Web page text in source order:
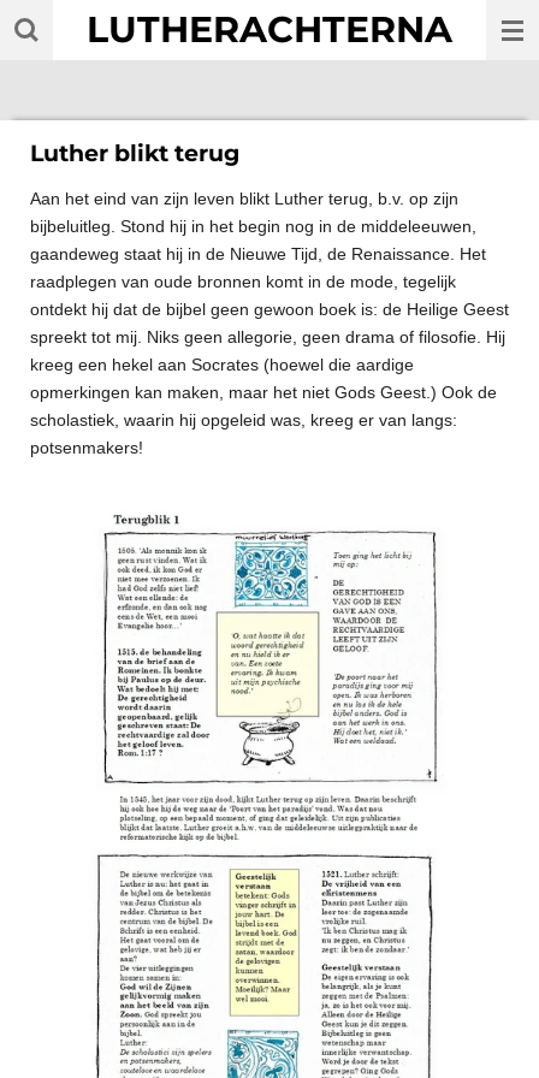
Ga
LUTHERACHTERNA
Luther blikt terug
Aan het eind van zijn leven blikt Luther terug, b.v. op zijn
bijbeluitleg. Stond hij in het begin nog in de middeleeuwen,
gaandeweg staat hij in de Nieuwe Tijd, de Renaissance. Het
raadplegen van oude bronnen komt in de mode, tegelijk
ontdekt hij dat de bijbel geen gewoon boek is: de Heilige Geest
spreekt tot mij. Niks geen allegorie, geen drama of filosofie. Hij
kreeg een hekel aan Socrates (hoewel die aardige
opmerkingen kan maken, maar het niet Gods Geest.) Ook de
scholastiek, waarin hij opgeleid was, kreeg er van langs:
potsenmakers!